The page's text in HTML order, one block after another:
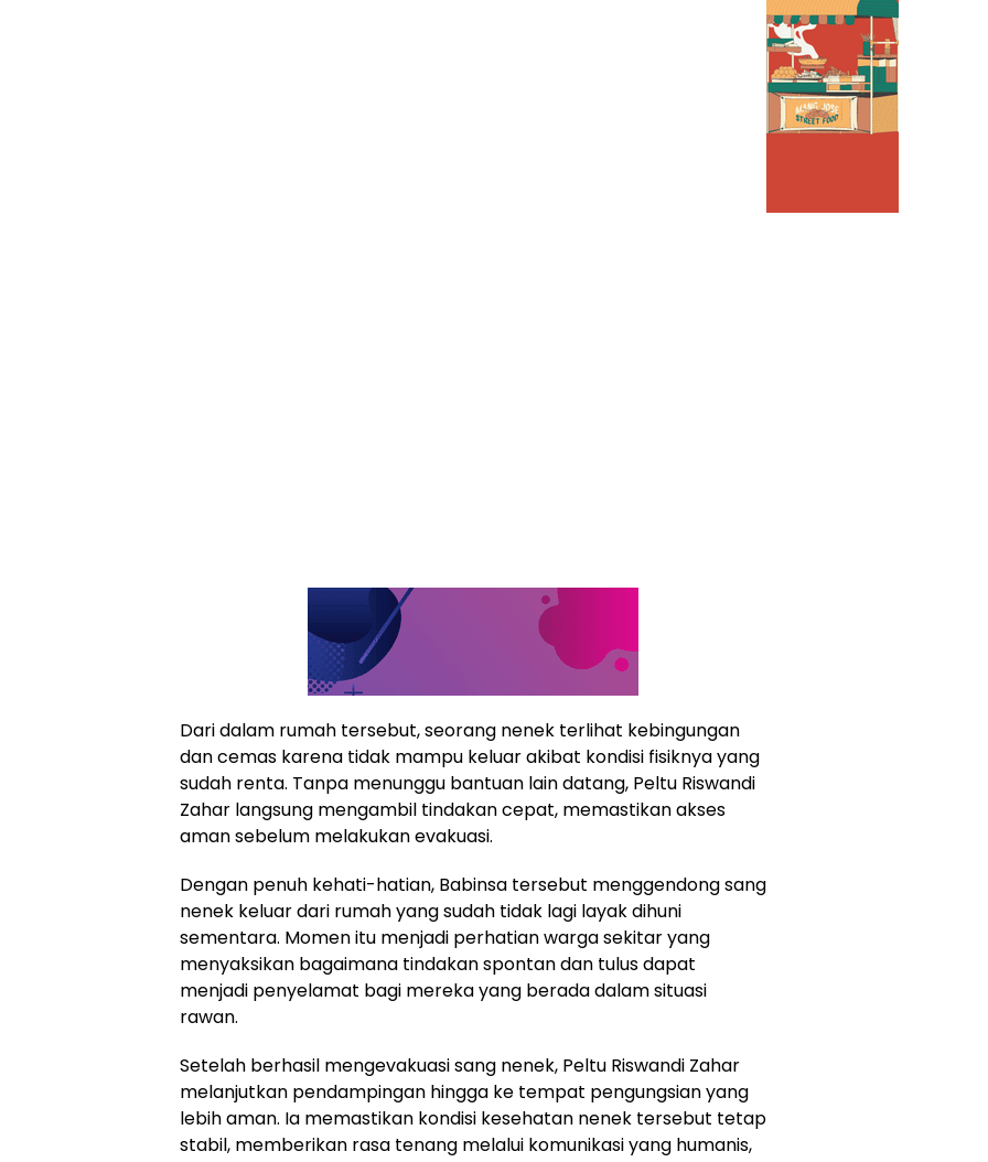
Dari dalam rumah tersebut, seorang nenek terlihat kebingungan
dan cemas karena tidak mampu keluar akibat kondisi fisiknya yang
sudah renta. Tanpa menunggu bantuan lain datang, Peltu Riswandi
Zahar langsung mengambil tindakan cepat, memastikan akses
aman sebelum melakukan evakuasi.
Dengan penuh kehati-hatian, Babinsa tersebut menggendong sang
nenek keluar dari rumah yang sudah tidak lagi layak dihuni
sementara. Momen itu menjadi perhatian warga sekitar yang
menyaksikan bagaimana tindakan spontan dan tulus dapat
menjadi penyelamat bagi mereka yang berada dalam situasi
rawan.
Setelah berhasil mengevakuasi sang nenek, Peltu Riswandi Zahar
melanjutkan pendampingan hingga ke tempat pengungsian yang
lebih aman. Ia memastikan kondisi kesehatan nenek tersebut tetap
stabil, memberikan rasa tenang melalui komunikasi yang humanis,